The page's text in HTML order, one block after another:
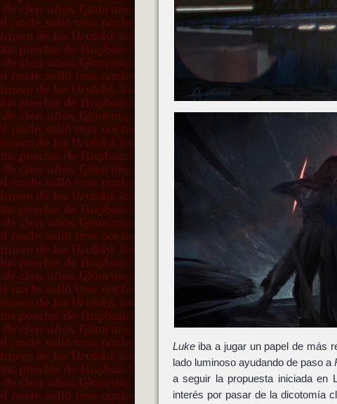
Lukeiba a jugar un papel de más
lado luminoso ayudando de paso a
a seguir la propuesta iniciada
interés por pasar de la dicotomía